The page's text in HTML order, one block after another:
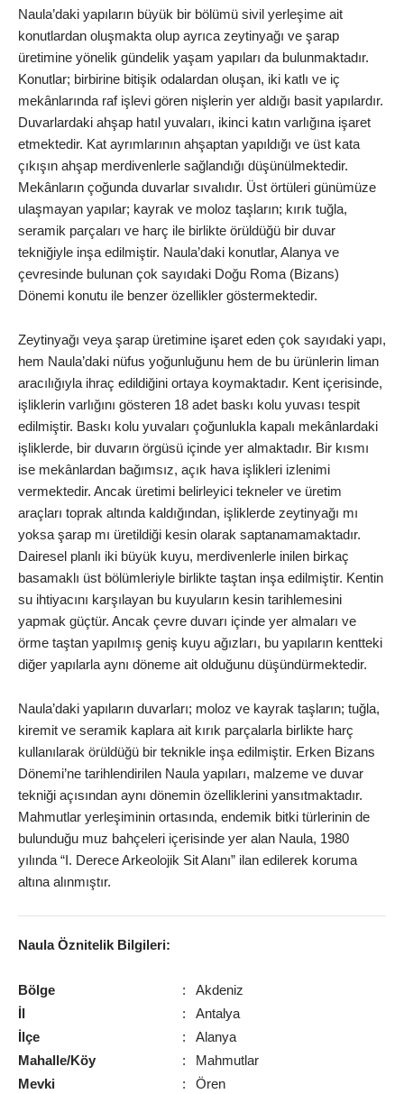
Naula’daki yapıların büyük bir bölümü sivil yerleşime ait
konutlardan oluşmakta olup ayrıca zeytinyağı ve şarap
üretimine yönelik gündelik yaşam yapıları da bulunmaktadır.
Konutlar; birbirine bitişik odalardan oluşan, iki katlı ve iç
mekânlarında raf işlevi gören nişlerin yer aldığı basit yapılardır.
Duvarlardaki ahşap hatıl yuvaları, ikinci katın varlığına işaret
etmektedir. Kat ayrımlarının ahşaptan yapıldığı ve üst kata
çıkışın ahşap merdivenlerle sağlandığı düşünülmektedir.
Mekânların çoğunda duvarlar sıvalıdır. Üst örtüleri günümüze
ulaşmayan yapılar; kayrak ve moloz taşların; kırık tuğla,
seramik parçaları ve harç ile birlikte örüldüğü bir duvar
tekniğiyle inşa edilmiştir. Naula’daki konutlar, Alanya ve
çevresinde bulunan çok sayıdaki Doğu Roma (Bizans)
Dönemi konutu ile benzer özellikler göstermektedir.
Zeytinyağı veya şarap üretimine işaret eden çok sayıdaki yapı,
hem Naula’daki nüfus yoğunluğunu hem de bu ürünlerin liman
aracılığıyla ihraç edildiğini ortaya koymaktadır. Kent içerisinde,
işliklerin varlığını gösteren 18 adet baskı kolu yuvası tespit
edilmiştir. Baskı kolu yuvaları çoğunlukla kapalı mekânlardaki
işliklerde, bir duvarın örgüsü içinde yer almaktadır. Bir kısmı
ise mekânlardan bağımsız, açık hava işlikleri izlenimi
vermektedir. Ancak üretimi belirleyici tekneler ve üretim
araçları toprak altında kaldığından, işliklerde zeytinyağı mı
yoksa şarap mı üretildiği kesin olarak saptanamamaktadır.
Dairesel planlı iki büyük kuyu, merdivenlerle inilen birkaç
basamaklı üst bölümleriyle birlikte taştan inşa edilmiştir. Kentin
su ihtiyacını karşılayan bu kuyuların kesin tarihlemesini
yapmak güçtür. Ancak çevre duvarı içinde yer almaları ve
örme taştan yapılmış geniş kuyu ağızları, bu yapıların kentteki
diğer yapılarla aynı döneme ait olduğunu düşündürmektedir.
Naula’daki yapıların duvarları; moloz ve kayrak taşların; tuğla,
kiremit ve seramik kaplara ait kırık parçalarla birlikte harç
kullanılarak örüldüğü bir teknikle inşa edilmiştir. Erken Bizans
Dönemi’ne tarihlendirilen Naula yapıları, malzeme ve duvar
tekniği açısından aynı dönemin özelliklerini yansıtmaktadır.
Mahmutlar yerleşiminin ortasında, endemik bitki türlerinin de
bulunduğu muz bahçeleri içerisinde yer alan Naula, 1980
yılında “I. Derece Arkeolojik Sit Alanı” ilan edilerek koruma
altına alınmıştır.
Naula Öznitelik Bilgileri:
Bölge :
Akdeniz
İl
:
Antalya
İlçe
:
Alanya
Mahalle/Köy
:
Mahmutlar
Mevki
: Ören